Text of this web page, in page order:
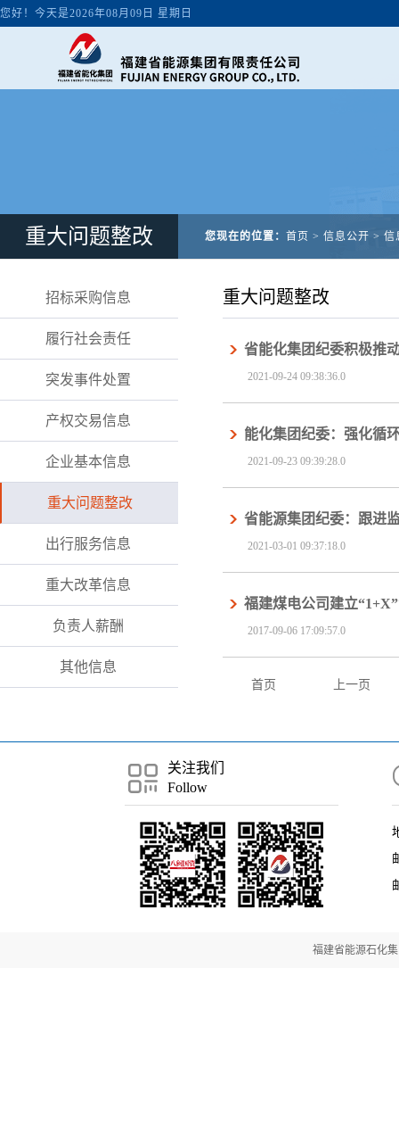
重大问题整改 您现在的位置： 首页 > 信息公开 > 信
招标采购信息
履行社会责任
突发事件处置
产权交易信息
企业基本信息
重大问题整改
出行服务信息
重大改革信息
负责人薪酬
其他信息
重大问题整改
省能化集团纪委积极推
2021-09-24 09:38:36.0
能化集团纪委：强化循
2021-09-23 09:39:28.0
省能源集团纪委：跟进
2021-03-01 09:37:18.0
福建煤电公司建立
2017-09-06 17:09:57.0
首页 上一页
关注我们
Follow
福建省能源石化